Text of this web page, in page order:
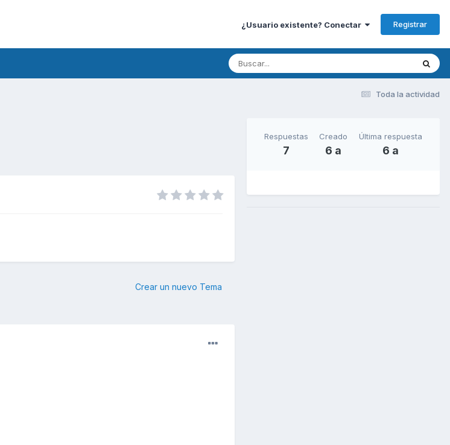
¿Usuario existente? Conectar Registrar
Toda la actividad
Crear un nuevo Tema
Respuestas
7
Creado
6 a
Última respuesta
6 a